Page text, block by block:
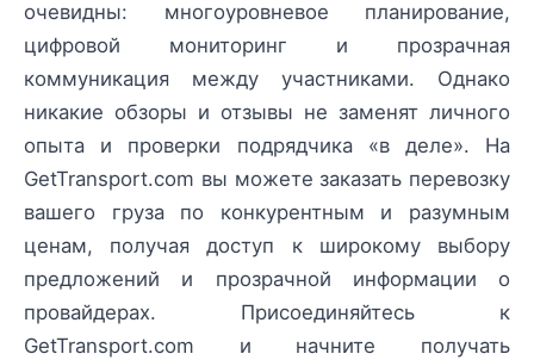
очевидны: многоуровневое планирование,
цифровой мониторинг и прозрачная
коммуникация между участниками. Однако
никакие обзоры и отзывы не заменят личного
опыта и проверки подрядчика «в деле». На
GetTransport.com вы можете заказать перевозку
вашего груза по конкурентным и разумным
ценам, получая доступ к широкому выбору
предложений и прозрачной информации о
провайдерах. Присоединяйтесь к
GetTransport.com и начните получать